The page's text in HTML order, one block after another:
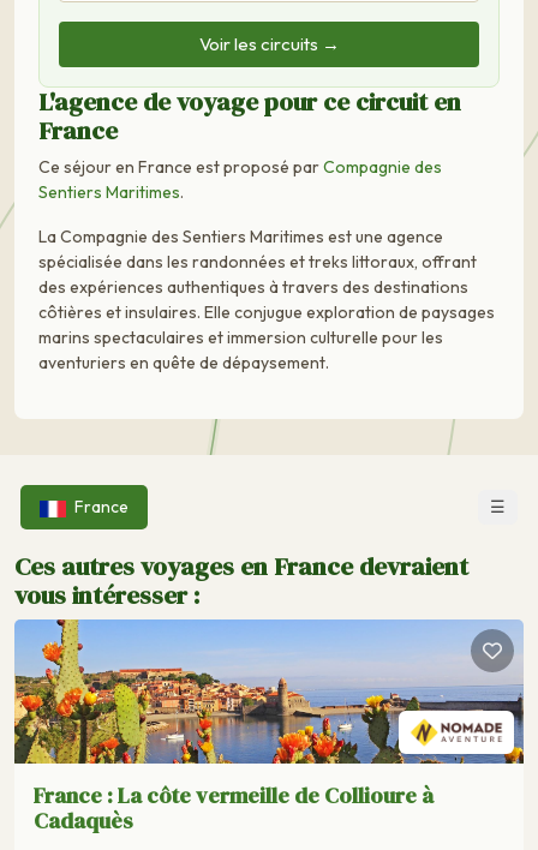
Voir les circuits →
L'agence de voyage pour ce circuit en
France
Ce séjour en France est proposé parCompagnie des
Sentiers Maritimes.
La Compagnie des Sentiers Maritimes est une agence
spécialisée dans les randonnées et treks littoraux, offrant
des expériences authentiques à travers des destinations
côtières et insulaires. Elle conjugue exploration de paysages
marins spectaculaires et immersion culturelle pour les
aventuriers en quête de dépaysement.
France ☰
Ces autres voyages en France devraient
vous intéresser :
France : La côte vermeille de Collioure à
Cadaquès